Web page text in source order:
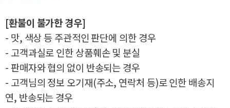
[환불이 불가한 경우]
- 맛, 색상 등 주관적인 판단에 의한 경우
- 고객과실로 인한 상품훼손 및 분실
- 판매자와 협의 없이 반송되는 경우
- 고객님의 정보 오기재(주소, 연락처 등)로 인한 배송지
연, 반송되는 경우